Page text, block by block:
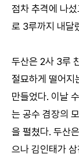
점차 추격에 나
로 3루까지 내달
두산은 2사 3루
절묘하게 떨어지
만들었다. 이날
는 공수 겸장의
을 펼쳤다. 두산
으나 김인태가